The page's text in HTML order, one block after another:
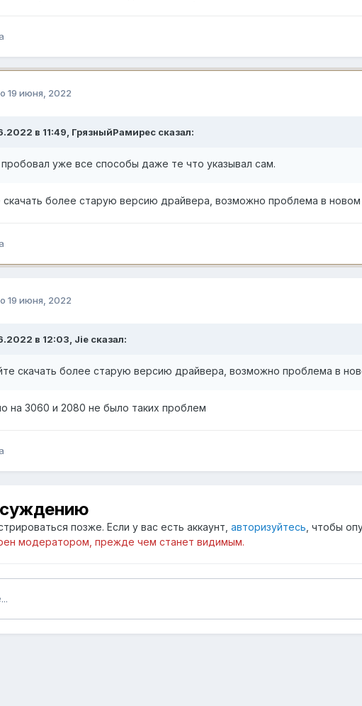
19 июня, 2022
в 11:49, ГрязныйРамирессказал:
уже все способы даже те что указывал сам.
более старую версию драйвера, возможно проблема в
19 июня, 2022
в 12:03, Jieсказал:
скачать более старую версию драйвера, возможно проблема в
на 3060 и 2080 не было таких проблем
позже. Если у вас есть аккаунт, авторизуйтесь , чтобы
модератором, прежде чем станет видимым.